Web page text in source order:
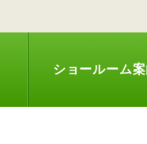
ショールーム